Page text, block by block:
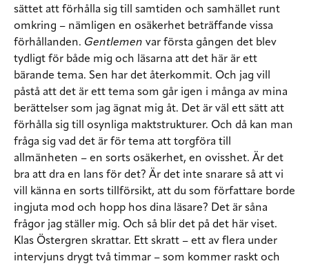
sättet att förhålla sig till samtiden och samhället runt
omkring – nämligen en osäkerhet beträffande vissa
förhållanden. Gentlemen var första gången det blev
tydligt för både mig och läsarna att det här är ett
bärande tema. Sen har det återkommit. Och jag vill
påstå att det är ett tema som går igen i många av mina
berättelser som jag ägnat mig åt. Det är väl ett sätt att
förhålla sig till osynliga maktstrukturer. Och då kan man
fråga sig vad det är för tema att torgföra till
allmänheten – en sorts osäkerhet, en ovisshet. Är det
bra att dra en lans för det? Är det inte snarare så att vi
vill känna en sorts tillförsikt, att du som författare borde
ingjuta mod och hopp hos dina läsare? Det är såna
frågor jag ställer mig. Och så blir det på det här viset.
Klas Östergren skrattar. Ett skratt – ett av flera under
intervjuns drygt två timmar – som kommer raskt och